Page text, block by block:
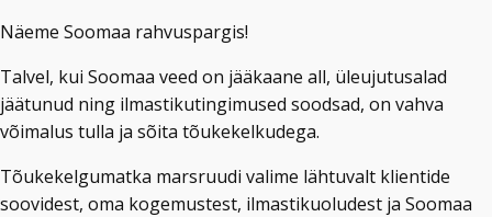
Näeme Soomaa rahvuspargis!
Talvel, kui Soomaa veed on jääkaane all, üleujutusalad
jäätunud ning ilmastikutingimused soodsad, on vahva
võimalus tulla ja sõita tõukekelkudega.
Tõukekelgumatka marsruudi valime lähtuvalt klientide
soovidest, oma kogemustest, ilmastikuoludest ja Soomaa